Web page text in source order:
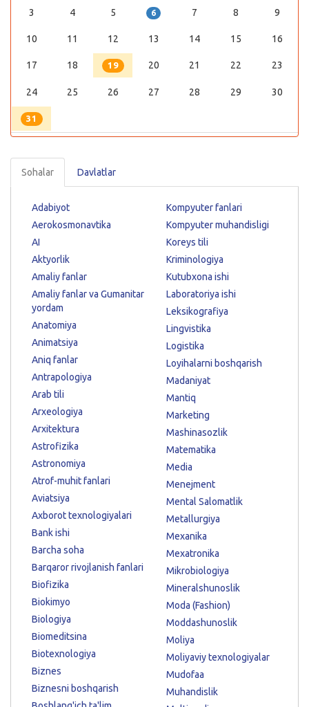
3 4 5 6 7 8 9
10 11 12 13 14 15 16
17 18 19 20 21 22 23
24 25 26 27 28 29 30
31
Sohalar Davlatlar
Adabiyot
Aerokosmonavtika
AI
Aktyorlik
Amaliy fanlar
Amaliy fanlar va Gumanitar
yordam
Anatomiya
Animatsiya
Aniq fanlar
Antrapologiya
Arab tili
Arxeologiya
Arxitektura
Astrofizika
Astronomiya
Atrof-muhit fanlari
Aviatsiya
Axborot texnologiyalari
Bank ishi
Barcha soha
Barqaror rivojlanish fanlari
Biofizika
Biokimyo
Biologiya
Biomeditsina
Biotexnologiya
Biznes
Biznesni boshqarish
Kompyuter fanlari
Kompyuter muhandisligi
Koreys tili
Kriminologiya
Kutubxona ishi
Laboratoriya ishi
Leksikografiya
Lingvistika
Logistika
Loyihalarni boshqarish
Madaniyat
Mantiq
Marketing
Mashinasozlik
Matematika
Media
Menejment
Mental Salomatlik
Metallurgiya
Mexanika
Mexatronika
Mikrobiologiya
Mineralshunoslik
Moda (Fashion)
Moddashunoslik
Moliya
Moliyaviy texnologiyalar
Mudofaa
Muhandislik